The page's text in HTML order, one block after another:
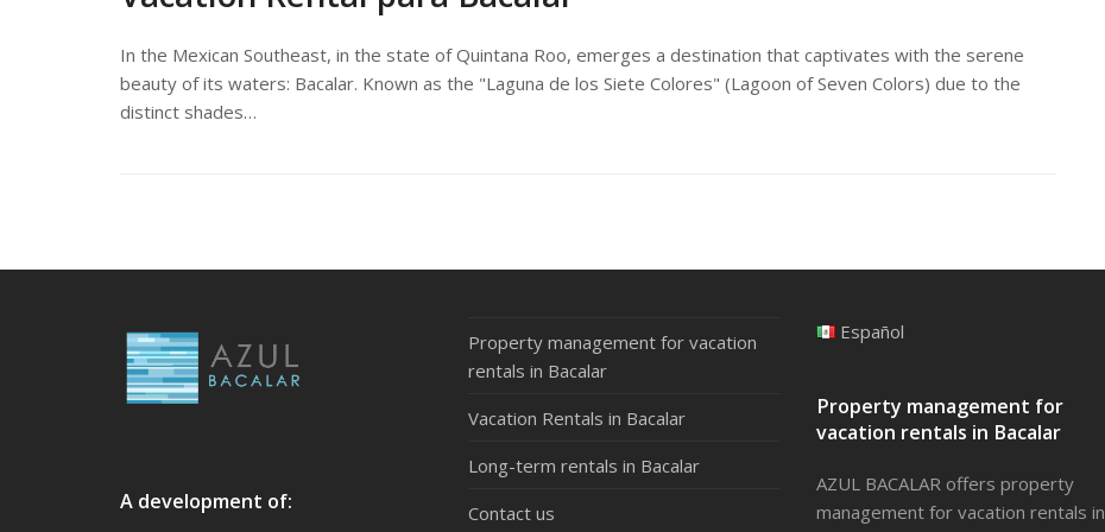
In the Mexican Southeast, in the state of Quintana Roo, emerges a destination that captivates with the serene
beauty of its waters: Bacalar. Known as the "Laguna de los Siete Colores" (Lagoon of Seven Colors) due to the
distinct shades…
A development of:
Property management for vacation
rentals in Bacalar
Vacation Rentals in Bacalar
Long-term rentals in Bacalar
Contact us
Español
Property management for
vacation rentals in Bacalar
AZUL BACALAR offers property
management for vacation rentals in